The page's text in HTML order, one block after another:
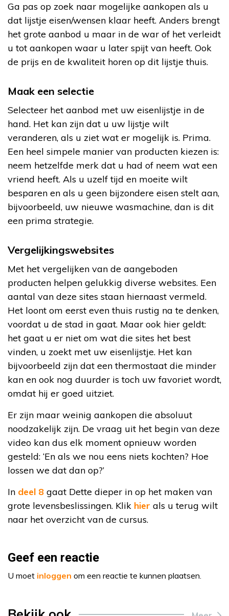
Ga pas op zoek naar mogelijke aankopen als u
dat lijstje eisen/wensen klaar heeft. Anders brengt
het grote aanbod u maar in de war of het verleidt
u tot aankopen waar u later spijt van heeft. Ook
de prijs en de kwaliteit horen op dit lijstje thuis.
Maak een selectie
Selecteer het aanbod met uw eisenlijstje in de
hand. Het kan zijn dat u uw lijstje wilt
veranderen, als u ziet wat er mogelijk is. Prima.
Een heel simpele manier van producten kiezen is:
neem hetzelfde merk dat u had of neem wat een
vriend heeft. Als u uzelf tijd en moeite wilt
besparen en als u geen bijzondere eisen stelt aan,
bijvoorbeeld, uw nieuwe wasmachine, dan is dit
een prima strategie.
Vergelijkingswebsites
Met het vergelijken van de aangeboden
producten helpen gelukkig diverse websites. Een
aantal van deze sites staan hiernaast vermeld.
Het loont om eerst even thuis rustig na te denken,
voordat u de stad in gaat. Maar ook hier geldt:
het gaat u er niet om wat die sites het best
vinden, u zoekt met uw eisenlijstje. Het kan
bijvoorbeeld zijn dat een thermostaat die minder
kan en ook nog duurder is toch uw favoriet wordt,
omdat hij er goed uitziet.
Er zijn maar weinig aankopen die absoluut
noodzakelijk zijn. De vraag uit het begin van deze
video kan dus elk moment opnieuw worden
gesteld: ‘En als we nou eens niets kochten? Hoe
lossen we dat dan op?’
In deel 8 gaat Dette dieper in op het maken van
grote levensbeslissingen. Klik hier als u terug wilt
naar het overzicht van de cursus.
Geef een reactie
U moet inloggen om een reactie te kunnen plaatsen.